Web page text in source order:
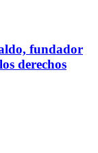
fundador
derechos